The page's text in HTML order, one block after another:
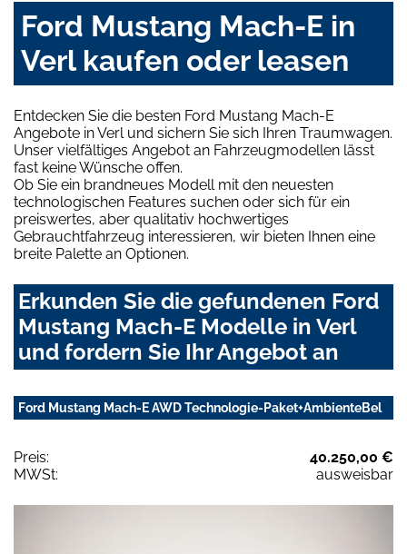
Ford Mustang Mach-E in
Verl kaufen oder leasen
Entdecken Sie die besten Ford Mustang Mach-E
Angebote in Verl und sichern Sie sich Ihren Traumwagen.
Unser vielfältiges Angebot an Fahrzeugmodellen lässt
fast keine Wünsche offen.
Ob Sie ein brandneues Modell mit den neuesten
technologischen Features suchen oder sich für ein
preiswertes, aber qualitativ hochwertiges
Gebrauchtfahrzeug interessieren, wir bieten Ihnen eine
breite Palette an Optionen.
Erkunden Sie die gefundenen Ford
Mustang Mach-E Modelle in Verl
und fordern Sie Ihr Angebot an
Ford Mustang Mach-E AWD Technologie-Paket+AmbienteBel
Preis:
40.250,00 €
MWSt:
ausweisbar